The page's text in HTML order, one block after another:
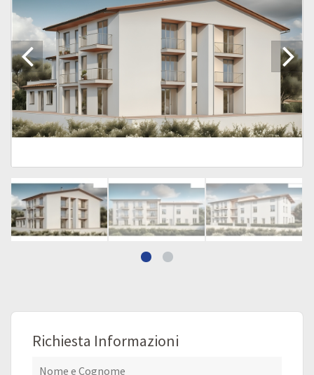
Richiesta Informazioni